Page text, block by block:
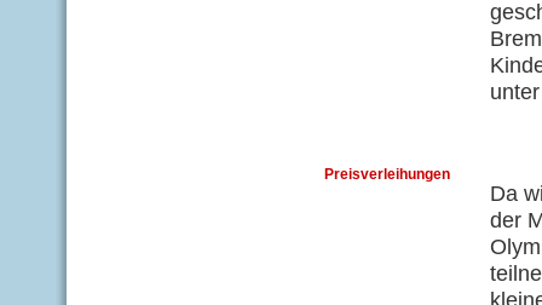
Preisverleihungen
Da
der